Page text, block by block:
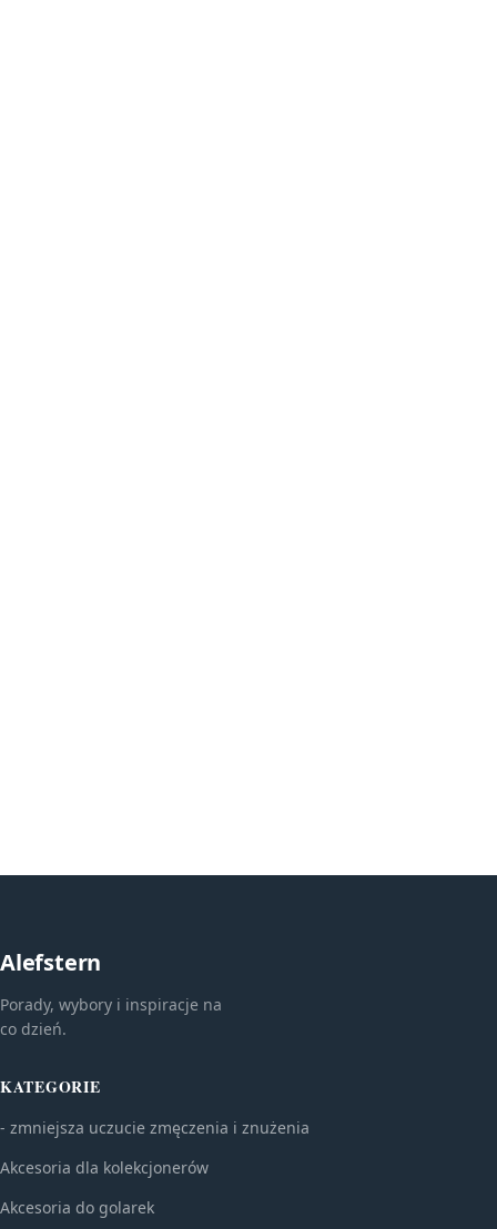
Alefstern
Porady, wybory i inspiracje na
co dzień.
KATEGORIE
- zmniejsza uczucie zmęczenia i znużenia
Akcesoria dla kolekcjonerów
Akcesoria do golarek